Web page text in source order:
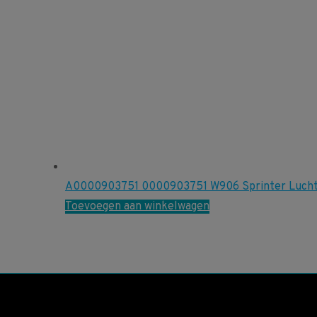
A0000903751 0000903751 W906 Sprinter
Toevoegen aan winkelwagen